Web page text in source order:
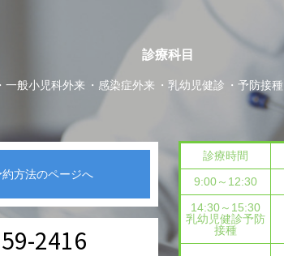
診療科目
一般小児科外来 感染症外来 乳幼児健診 予防接種
約方法のページへ
2416
診療時間
9:00～12:30
14:30～15:30
乳幼児健診予防
接種